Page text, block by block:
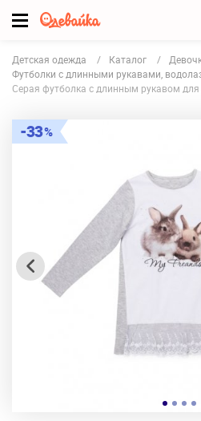
Детская одежда Каталог
Футболки с длинными рукавами,
Серая футболка с длинным рукавом
33